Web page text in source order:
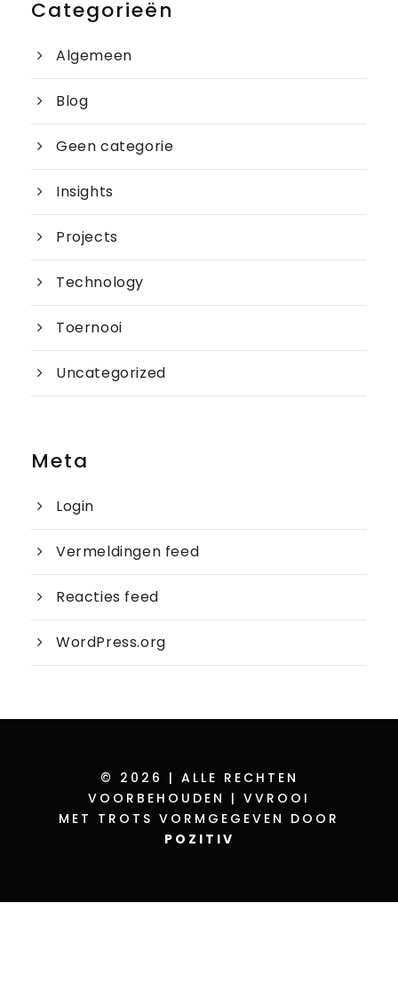
Categorieën
Algemeen
Blog
Geen categorie
Insights
Projects
Technology
Toernooi
Uncategorized
Meta
Login
Vermeldingen feed
Reacties feed
WordPress.org
© 2026 | ALLE RECHTEN
VOORBEHOUDEN | VVROOI
MET TROTS VORMGEGEVEN DOOR
POZITIV